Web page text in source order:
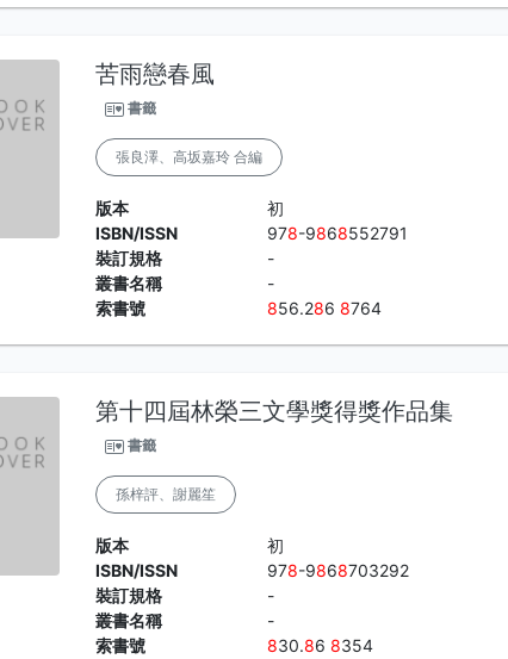
苦雨戀春風
書籤
張良澤、高坂嘉玲 合編
版本
初
ISBN/ISSN
978-9868552791
裝訂規格
-
叢書名稱
-
索書號
856.286 8764
第十四屆林榮三文學獎得獎作品集
書籤
孫梓評、謝麗笙
版本
初
ISBN/ISSN
978-9868703292
裝訂規格
-
叢書名稱
-
索書號
830.86 8354